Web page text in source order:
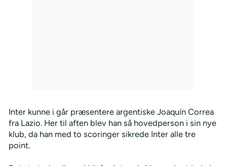
Inter kunne i går præsentere argentiske Joaquín Correa
fra Lazio. Her til aften blev han så hovedperson i sin nye
klub, da han med to scoringer sikrede Inter alle tre
point.